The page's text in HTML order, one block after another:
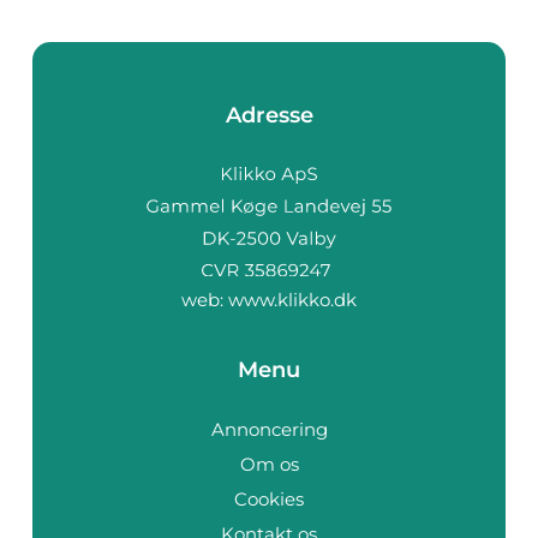
Adresse
web: www.klikko.dk
Menu
Annoncering
Om os
Cookies